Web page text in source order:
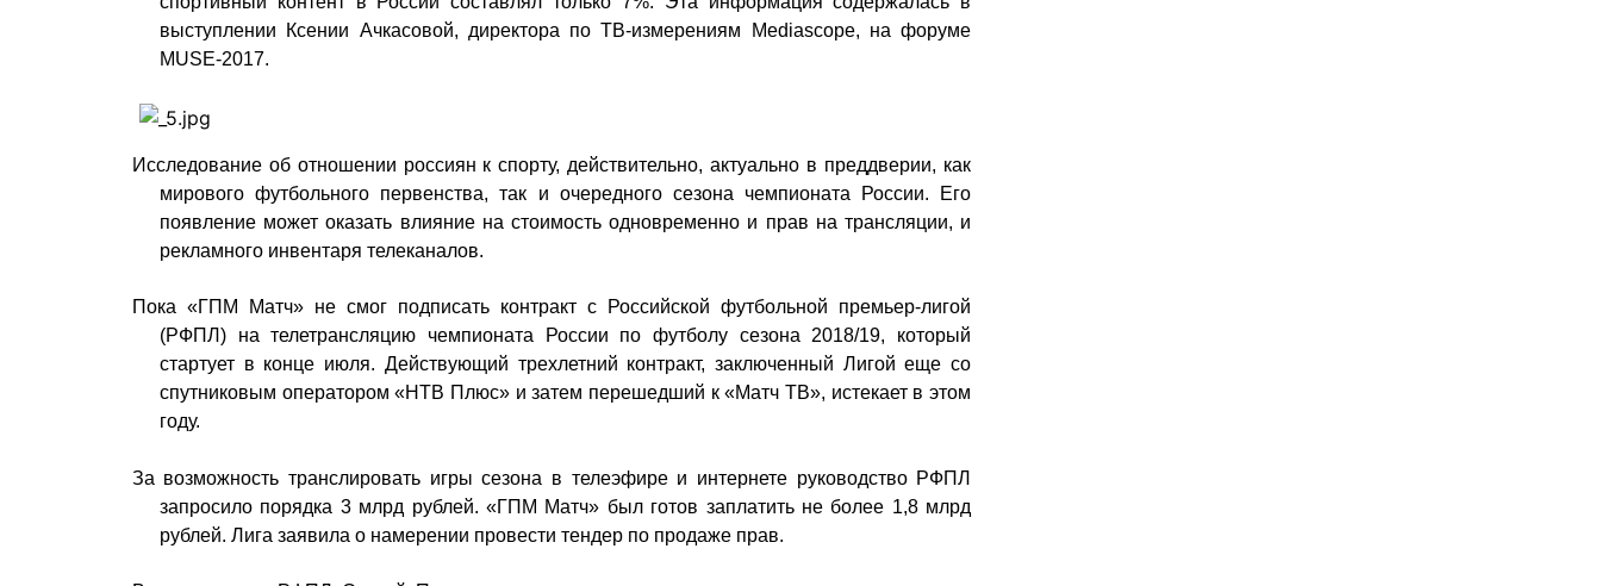
выступлении Ксении Ачкасовой, директора по ТВ-измерениям Mediascope, на форуме
MUSE-2017.
Исследование об отношении россиян к спорту, действительно, актуально в преддверии, как
мирового футбольного первенства, так и очередного сезона чемпионата России. Его
появление может оказать влияние на стоимость одновременно и прав на трансляции, и
рекламного инвентаря телеканалов.
Пока «ГПМ Матч» не смог подписать контракт с Российской футбольной премьер-лигой
(РФПЛ) на телетрансляцию чемпионата России по футболу сезона 2018/19, который
стартует в конце июля. Действующий трехлетний контракт, заключенный Лигой еще со
спутниковым оператором «НТВ Плюс» и затем перешедший к «Матч ТВ», истекает в этом
году.
За возможность транслировать игры сезона в телеэфире и интернете руководство РФПЛ
запросило порядка 3 млрд рублей. «ГПМ Матч» был готов заплатить не более 1,8 млрд
рублей. Лига заявила о намерении провести тендер по продаже прав.